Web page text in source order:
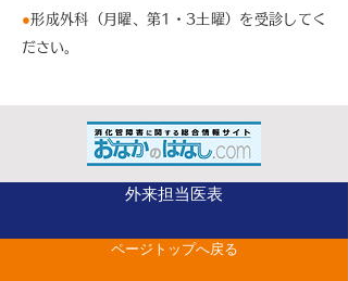
●形成外科（月曜、第1・3土曜）を受診してく
ださい。
外来担当医表
ページトップへ戻る